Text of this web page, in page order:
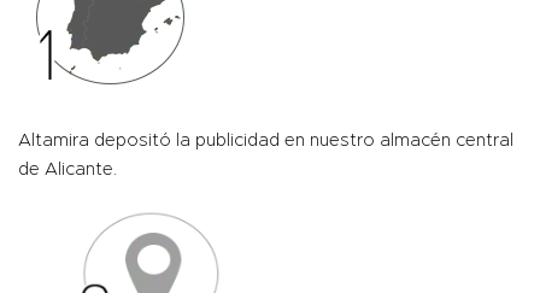
Altamira depositó la publicidad en nuestro almacén central
de Alicante.